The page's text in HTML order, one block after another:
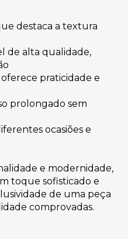
destaca a textura
de alta qualidade,
praticidade e
prolongado sem
ocasiões e
e modernidade,
toque sofisticado e
de uma peça
comprovadas.